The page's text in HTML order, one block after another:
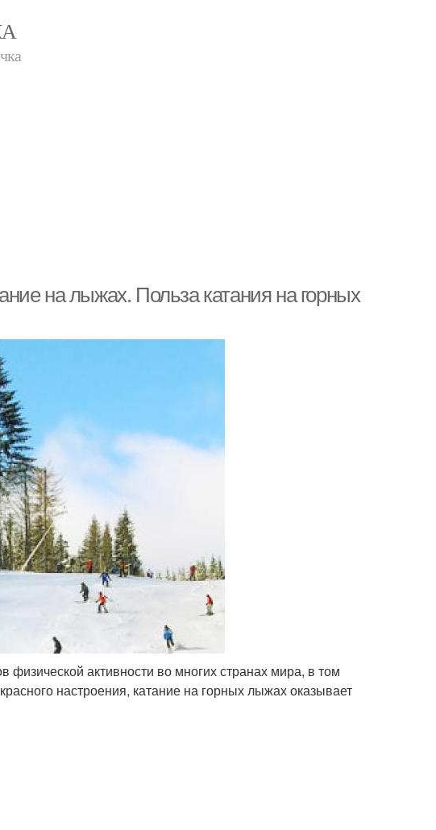
на лыжах. Польза катания на горных
активности во многих странах мира, в том
настроения, катание на горных лыжах оказывает